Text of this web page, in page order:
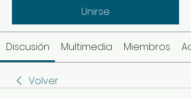
Unirse
Discusión Multimedia Miembros
Volver